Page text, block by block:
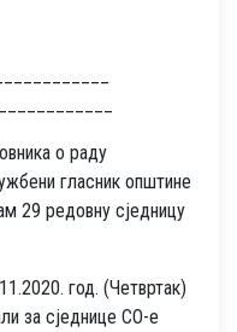
о раду
гласник општине
29 редовну сједницу
год. (Четвртак)
за сједнице СО-е